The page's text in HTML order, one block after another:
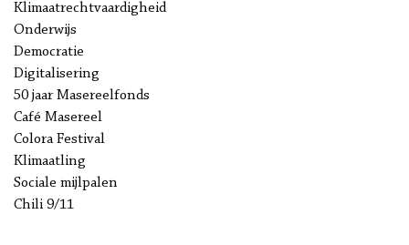
Klimaatrechtvaardigheid
Onderwijs
Democratie
Digitalisering
50 jaar Masereelfonds
Café Masereel
Colora Festival
Klimaatling
Sociale mijlpalen
Chili 9/11